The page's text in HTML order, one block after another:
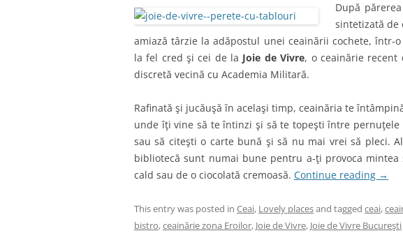
După
sintetizată de
amiază târzie la adăpostul unei ceainării cochete, într-
la fel cred şi cei de la Joie de Vivre, o ceainărie recent
discretă vecină cu Academia Militară.
Rafinată şi jucăuşă în acelaşi timp, ceainăria te
unde îţi vine să te întinzi şi să te topeşti între pernuţele
sau să citeşti o carte bună şi să nu mai vrei să pleci.
bibliotecă sunt numai bune pentru a-ţi provoca
cald sau de o ciocolată cremoasă. Continue reading →
This entry was posted in Ceai, Lovely placesand tagged ceai,
bistro,ceainărie zona Eroilor, Joie de Vivre, Joie de Vivre Bucureşti